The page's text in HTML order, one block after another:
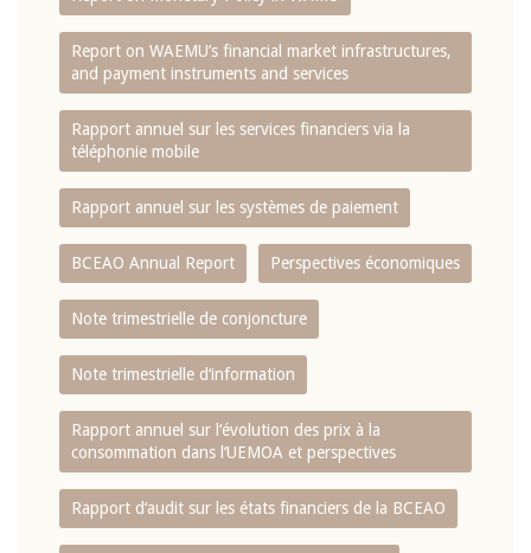
Report on WAEMU’s financial market infrastructures,
and payment instruments and services
Rapport annuel sur les services financiers via la
téléphonie mobile
Rapport annuel sur les systèmes de paiement
BCEAO Annual Report Perspectives économiques
Note trimestrielle de conjoncture
Note trimestrielle d‘information
Rapport annuel sur l‘évolution des prix à la
consommation dans l‘UEMOA et perspectives
Rapport d‘audit sur les états financiers de la BCEAO